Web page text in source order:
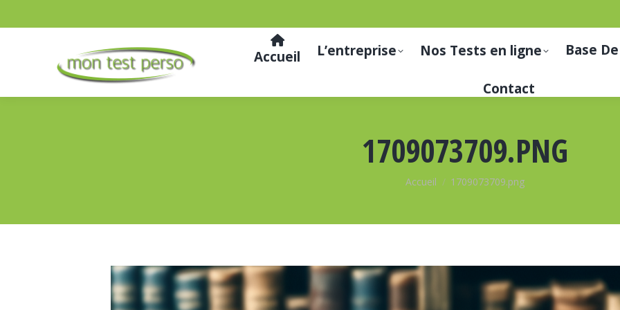
Accueil L’entreprise Nos Tests en ligne Base
Contact
1709073709.PNG
Vous êtes ici :
Accueil 1709073709.png